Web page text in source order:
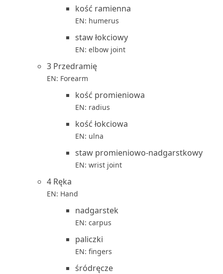
kość ramienna
EN: humerus
staw łokciowy
EN: elbow joint
3 Przedramię
EN: Forearm
kość promieniowa
EN: radius
kość łokciowa
EN: ulna
staw promieniowo-nadgarstkowy
EN: wrist joint
4 Ręka
EN: Hand
nadgarstek
EN: carpus
paliczki
EN: fingers
śródręcze